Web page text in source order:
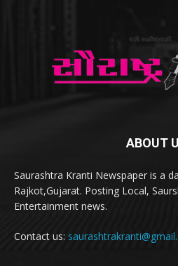
ABOUT
Saurashtra Kranti Newspaper is a
Rajkot,Gujarat. Posting Local,
Entertainment news.
Contact us: